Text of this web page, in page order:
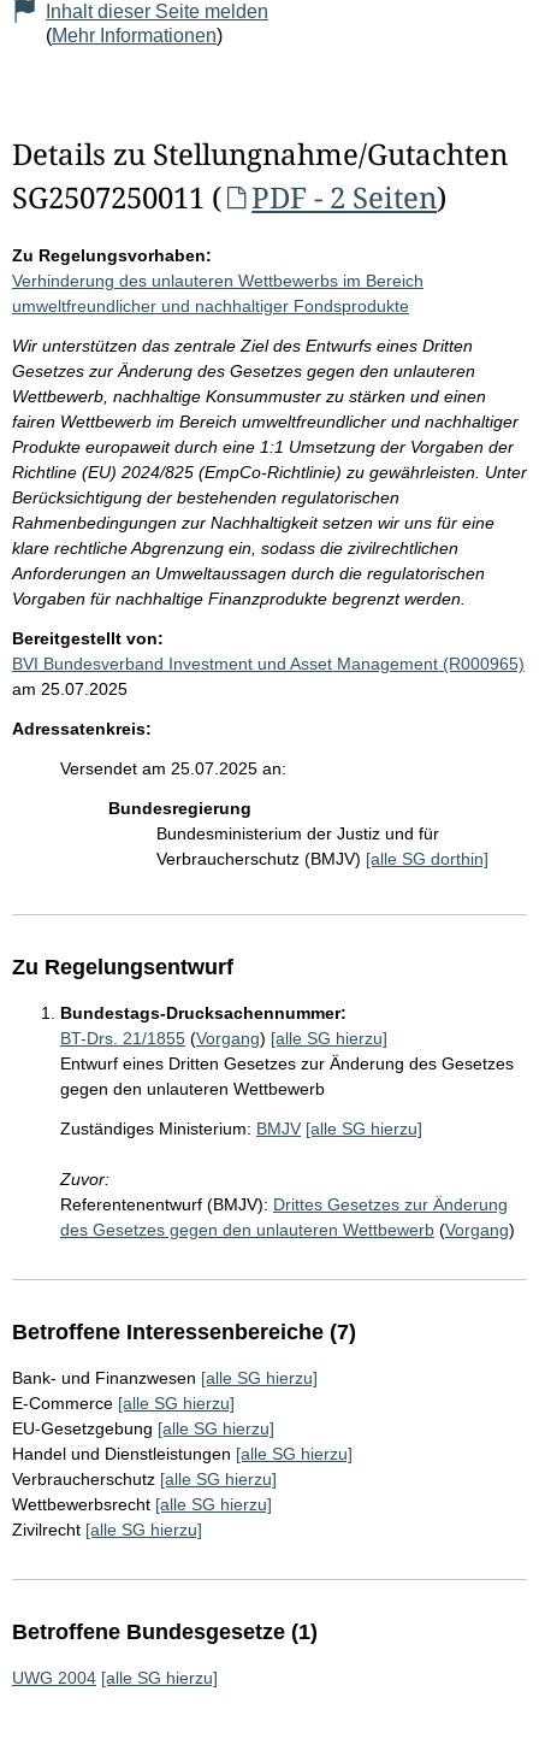
Inhalt dieser Seite melden
(Mehr Informationen)
Details zu Stellungnahme/Gutachten
SG2507250011 (
PDF - 2 Seiten)
Zu Regelungsvorhaben:
Verhinderung des unlauteren Wettbewerbs im Bereich
umweltfreundlicher und nachhaltiger Fondsprodukte
Wir unterstützen das zentrale Ziel des Entwurfs eines Dritten
Gesetzes zur Änderung des Gesetzes gegen den unlauteren
Wettbewerb, nachhaltige Konsummuster zu stärken und einen
fairen Wettbewerb im Bereich umweltfreundlicher und nachhaltiger
Produkte europaweit durch eine 1:1 Umsetzung der Vorgaben der
Richtline (EU) 2024/825 (EmpCo-Richtlinie) zu gewährleisten. Unter
Berücksichtigung der bestehenden regulatorischen
Rahmenbedingungen zur Nachhaltigkeit setzen wir uns für eine
klare rechtliche Abgrenzung ein, sodass die zivilrechtlichen
Anforderungen an Umweltaussagen durch die regulatorischen
Vorgaben für nachhaltige Finanzprodukte begrenzt werden.
Bereitgestellt von:
BVI Bundesverband Investment und Asset Management (R000965)
am 25.07.2025
Adressatenkreis:
Versendet am 25.07.2025 an:
Bundesregierung
Bundesministerium der Justiz und für
Verbraucherschutz (BMJV) [alle SG dorthin]
Zu Regelungsentwurf
Bundestags-Drucksachennummer:
BT-Drs. 21/1855 (Vorgang) [alle SG hierzu]
Entwurf eines Dritten Gesetzes zur Änderung des Gesetzes
gegen den unlauteren Wettbewerb
Zuständiges Ministerium: BMJV [alle SG hierzu]
Zuvor:
Referentenentwurf (BMJV): Drittes Gesetzes zur Änderung
des Gesetzes gegen den unlauteren Wettbewerb (Vorgang)
Betroffene Interessenbereiche (7)
Bank- und Finanzwesen [alle SG hierzu]
E-Commerce [alle SG hierzu]
EU-Gesetzgebung [alle SG hierzu]
Handel und Dienstleistungen [alle SG hierzu]
Verbraucherschutz [alle SG hierzu]
Wettbewerbsrecht [alle SG hierzu]
Zivilrecht [alle SG hierzu]
Betroffene Bundesgesetze (1)
UWG 2004 [alle SG hierzu]